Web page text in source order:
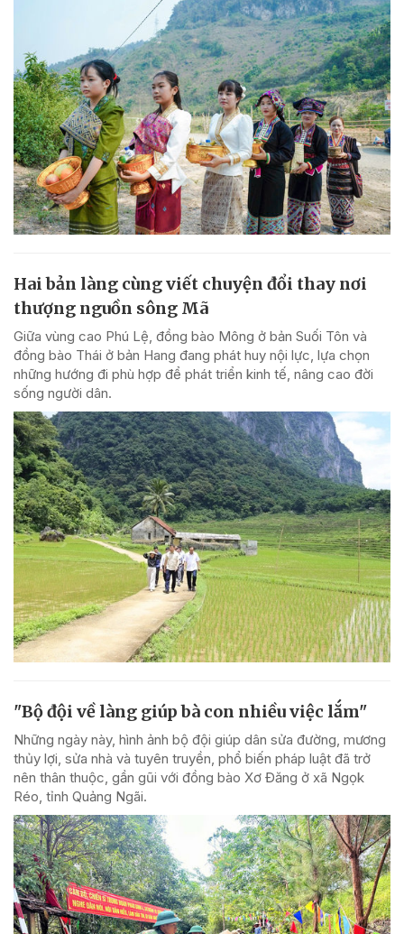
Hai bản làng cùng viết chuyện đổi thay nơi
thượng nguồn sông Mã
Giữa vùng cao Phú Lệ, đồng bào Mông ở bản Suối Tôn và
đồng bào Thái ở bản Hang đang phát huy nội lực, lựa chọn
những hướng đi phù hợp để phát triển kinh tế, nâng cao đời
sống người dân.
"Bộ đội về làng giúp bà con nhiều việc lắm"
Những ngày này, hình ảnh bộ đội giúp dân sửa đường, mương
thủy lợi, sửa nhà và tuyên truyền, phổ biến pháp luật đã trở
nên thân thuộc, gần gũi với đồng bào Xơ Đăng ở xã Ngọk
Réo, tỉnh Quảng Ngãi.